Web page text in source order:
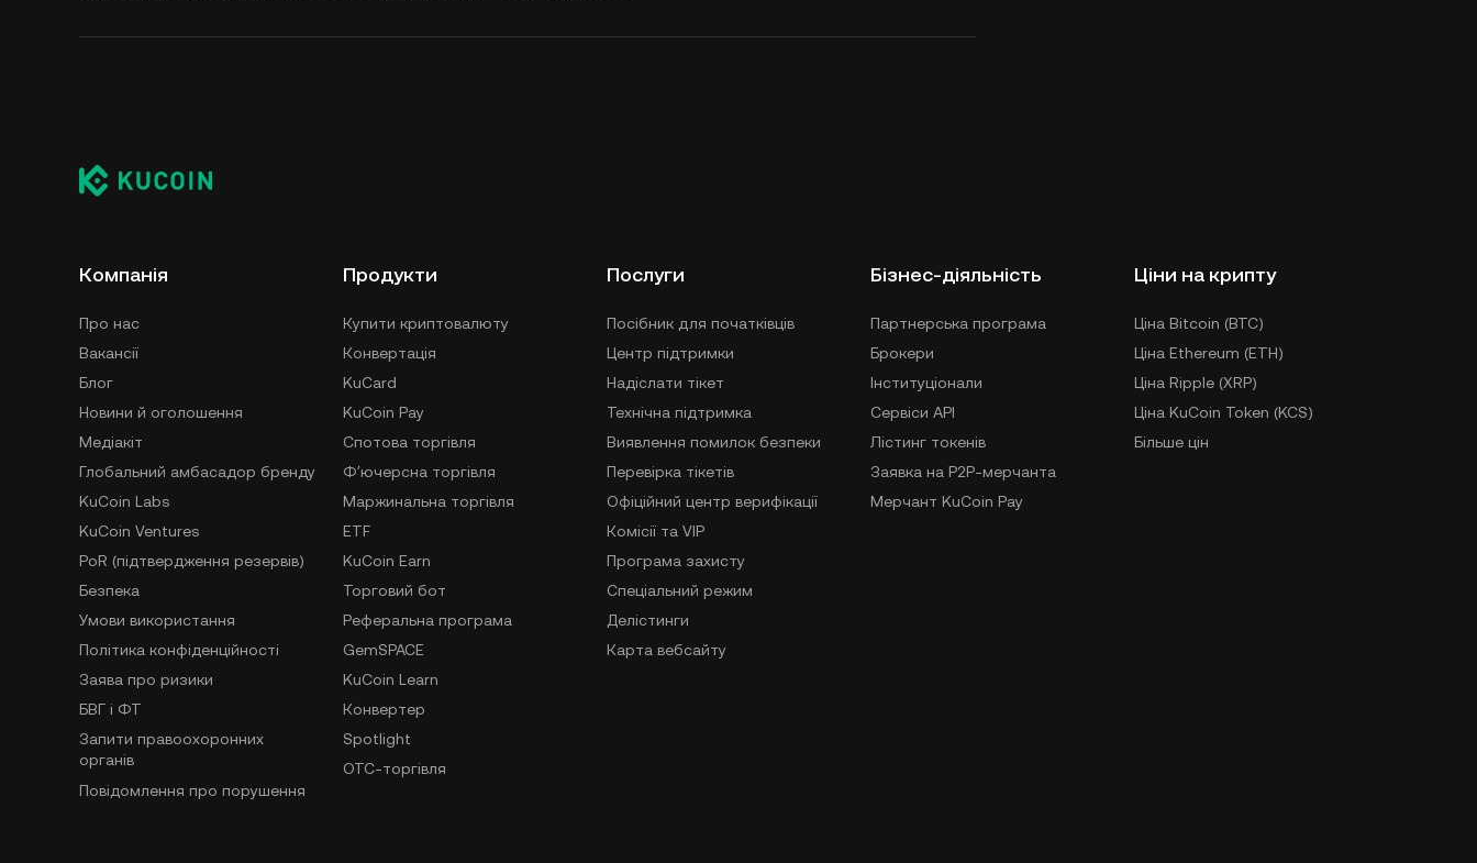
Компанія
Про нас
Вакансії
Блог
Новини й оголошення
Медіакіт
Глобальний амбасадор бренду
KuCoin Labs
KuCoin Ventures
PoR (підтвердження резервів)
Безпека
Умови використання
Політика конфіденційності
Заява про ризики
БВГ і ФТ
Запити правоохоронних
органів
Повідомлення про порушення
Продукти
Купити криптовалюту
Конвертація
KuCard
KuCoin Pay
Спотова торгівля
Фʼючерсна торгівля
Маржинальна торгівля
ETF
KuCoin Earn
Торговий бот
Реферальна програма
GemSPACE
KuCoin Learn
Конвертер
Spotlight
OTC-торгівля
Послуги
Посібник для початківців
Центр підтримки
Надіслати тікет
Технічна підтримка
Виявлення помилок безпеки
Перевірка тікетів
Офіційний центр верифікації
Комісії та VIP
Програма захисту
Спеціальний режим
Делістинги
Карта вебсайту
Бізнес-діяльність
Партнерська програма
Брокери
Інституціонали
Сервіси API
Лістинг токенів
Заявка на P2P-мерчанта
Мерчант KuCoin Pay
Ціни на крипту
Ціна Bitcoin (BTC)
Ціна Ethereum (ETH)
Ціна Ripple (XRP)
Ціна KuCoin Token (KCS)
Більше цін